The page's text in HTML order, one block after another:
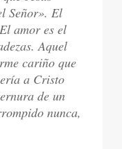
Señor». El
amor es el
Aquel
cariño que
a Cristo
de un
nunca,